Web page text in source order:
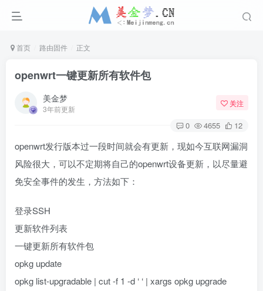
首页 路由固件 正文
openwrt一键更新所有软件包
美金梦
3年前更新
关注
0 4655 12
openwrt发行版本过一段时间就会有更新，现如今互联网漏洞
风险很大，可以不定期将自己的openwrt设备更新，以尽量避
免安全事件的发生，方法如下：
登录SSH
更新软件列表
一键更新所有软件包
opkg update
opkg list-upgradable | cut -f 1 -d ‘ ‘ | xargs opkg upgrade